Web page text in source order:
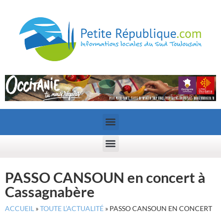
PASSO CANSOUN en concert à
Cassagnabère
ACCUEIL »TOUTE L’ACTUALITÉ » PASSO CANSOUN EN CONCERT